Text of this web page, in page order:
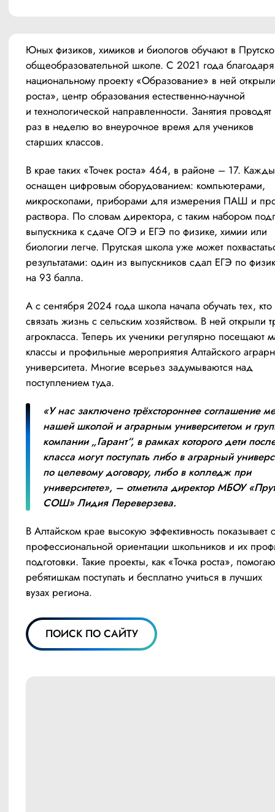
Юных физиков, химиков и биологов обучают в
общеобразовательной школе. С 2021 года благодаря
национальному проекту «Образование» в ней
роста», центр образования естественно-научной
и технологической направленности. Занятия
раз в неделю во внеурочное время для учеников
старших классов.
В крае таких «Точек роста» 464, в районе – 17.
оснащен цифровым оборудованием: компьютерами,
микроскопами, приборами для измерения ПАШ и
раствора. По словам директора, с таким набором
выпускника к сдаче ОГЭ и ЕГЭ по физике, химии или
биологии легче. Прутская школа уже может
результатами: один из выпускников сдал ЕГЭ по
на 93 балла.
А с сентября 2024 года школа начала обучать тех,
связать жизнь с сельским хозяйством. В ней открыли
агрокласса. Теперь их ученики регулярно посещают
классы и профильные мероприятия Алтайского
университета. Многие всерьез задумываются над
поступлением туда.
«У нас заключено трёхстороннее соглашение
нашей школой и аграрным университетом и
компании „Гарант“, в рамках которого дети
класса могут поступать либо в аграрный
по целевому договору, либо в колледж при
университете», – отметила директор МБОУ
СОШ» Лидия Переверзева.
В Алтайском крае высокую эффективность показывает
профессиональной ориентации школьников и их
подготовки. Такие проекты, как «Точка роста»,
ребятишкам поступать и бесплатно учиться в лучших
вузах региона.
ПОИСК ПО САЙТУ